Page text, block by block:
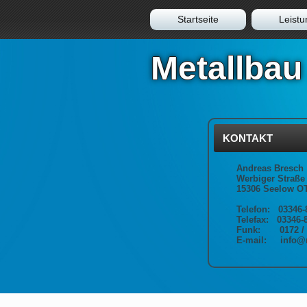
Startseite
KONTAKT
Andreas Bresch
Werbiger Straße
15306 Seelow
Telefon: 03346-
Telefax: 03346-
Funk: 0172 /
E-mail: